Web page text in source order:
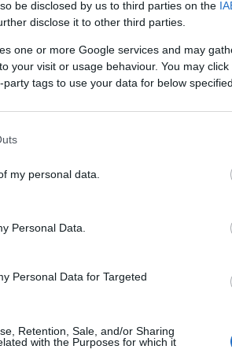
be disclosed by us to third parties on the
disclose it to other third parties.
one or more Google services and may
your visit or usage behaviour. You may
tags to use your data for below
my personal data.
Personal Data.
Personal Data for Targeted
Retention, Sale, and/or Sharing
with the Purposes for which it